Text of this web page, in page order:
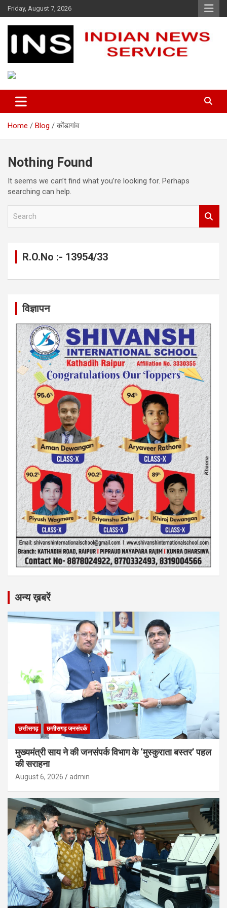
Skip
to
content
Friday, August 7, 2026
Indian News Service
Home Blog कोंडागांव
Nothing Found
It seems we can’t find what you’re looking for. Perhaps
searching can help.
R.O.No :- 13954/33
विज्ञापन
अन्य ख़बरें
छत्तीसगढ़ छत्तीसगढ़ जनसंपर्क
मुख्यमंत्री साय ने की जनसंपर्क विभाग के ‘मुस्कुराता बस्तर’ पहल
की सराहना
August 6, 2026 admin